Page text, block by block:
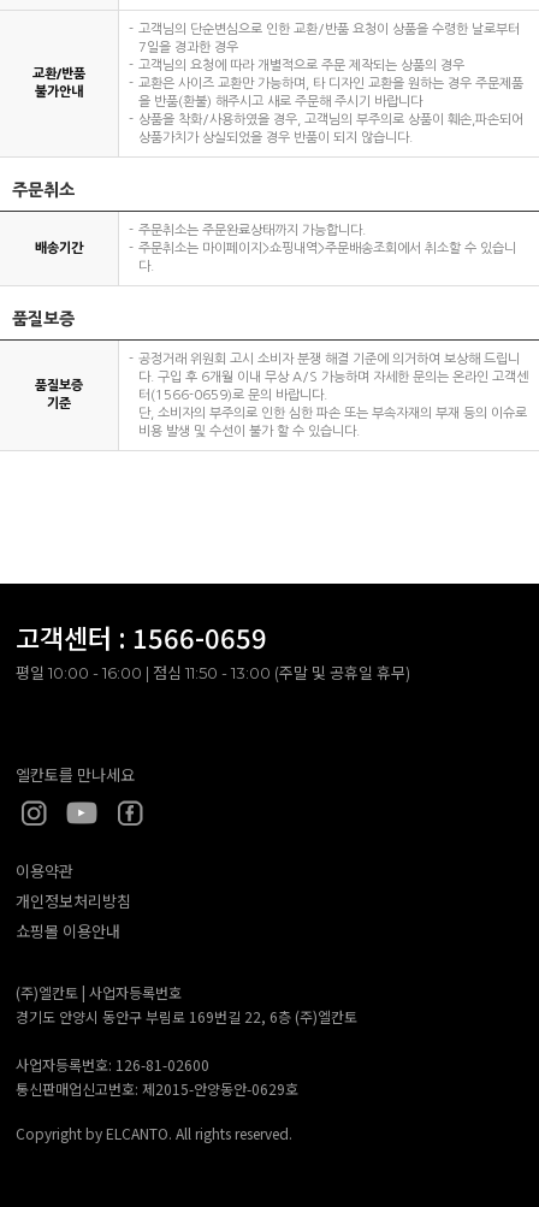
교환/반품
불가안내
고객님의 단순변심으로 인한 교환/반품 요청이 상품을 수령한 날로부터
7일을 경과한 경우
고객님의 요청에 따라 개별적으로 주문 제작되는 상품의 경우
교환은 사이즈 교환만 가능하며, 타 디자인 교환을 원하는 경우 주문제품
을 반품(환불) 해주시고 새로 주문해 주시기 바랍니다
상품을 착화/사용하였을 경우, 고객님의 부주의로 상품이 훼손,파손되어
상품가치가 상실되었을 경우 반품이 되지 않습니다.
주문취소
배송기간
주문취소는 주문완료상태까지 가능합니다.
주문취소는 마이페이지>쇼핑내역>주문배송조회에서 취소할 수 있습니
다.
품질보증
품질보증
기준
공정거래 위원회 고시 소비자 분쟁 해결 기준에 의거하여 보상해 드립니
다. 구입 후 6개월 이내 무상 A/S 가능하며 자세한 문의는 온라인 고객센
터(1566-0659)로 문의 바랍니다.
단, 소비자의 부주의로 인한 심한 파손 또는 부속자재의 부재 등의 이슈로
비용 발생 및 수선이 불가 할 수 있습니다.
고객센터 : 1566-0659
평일 10:00 - 16:00 | 점심 11:50 - 13:00 (주말 및 공휴일 휴무)
엘칸토를 만나세요
이용약관
개인정보처리방침
쇼핑몰 이용안내
(주)엘칸토 | 사업자등록번호
경기도 안양시 동안구 부림로 169번길 22, 6층 (주)엘칸토
사업자등록번호: 126-81-02600
통신판매업신고번호: 제2015-안양동안-0629호
Copyright by ELCANTO. All rights reserved.